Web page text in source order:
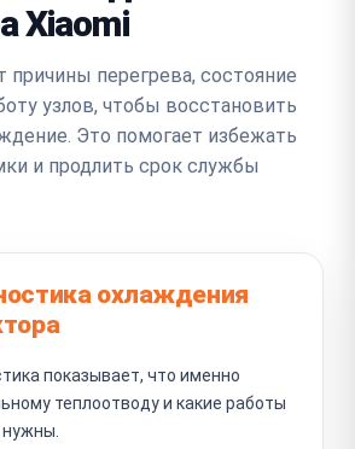
Xiaomi
причины перегрева, состояние
узлов, чтобы восстановить
Это помогает избежать
и продлить срок службы
охлаждения
показывает, что именно
теплоотводу и какие работы